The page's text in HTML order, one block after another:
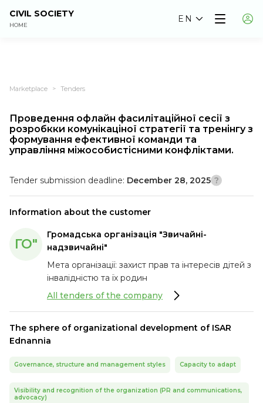
CIVIL SOCIETY
HOME
EN
Marketplace > Tenders
Проведення офлайн фасилітаційної сесії з
розробкки комунікаціної стратегії та тренінгу з
формування ефективної команди та
управління міжособистісними конфліктами.
Tender submission deadline: December 28, 2025
Information about the customer
ГО"
Громадська організація "Звичайні-
надзвичайні"
Мета організації: захист прав та інтересів дітей з
інвалідністю та їх родин
All tenders of the company
The sphere of organizational development of ISAR
Ednannia
Governance, structure and management styles Capacity to adapt
Visibility and recognition of the organization (PR and communications,
advocacy)